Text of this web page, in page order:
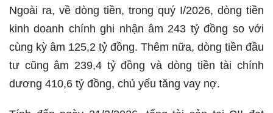
Ngoài ra, về dòng tiền, trong quý I/2026, dòng tiền
kinh doanh chính ghi nhận âm 243 tỷ đồng so với
cùng kỳ âm 125,2 tỷ đồng. Thêm nữa, dòng tiền đầu
tư cũng âm 239,4 tỷ đồng và dòng tiền tài chính
dương 410,6 tỷ đồng, chủ yếu tăng vay nợ.